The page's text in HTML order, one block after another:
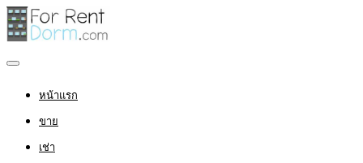
หน้าแรก
ขาย
เช่า